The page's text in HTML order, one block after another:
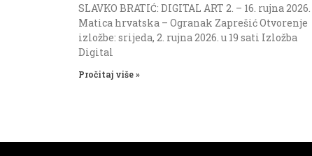
SLAVKO BRATIĆ: DIGITAL ART 2. – 16. rujna 2026.
Matica hrvatska – Ogranak Zaprešić Otvorenje
izložbe: srijeda, 2. rujna 2026. u 19 sati Izložba
Digital
Pročitaj više »